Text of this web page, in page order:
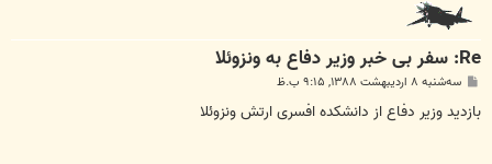
Re: سفر بی خبر وزیر دفاع به ونزوئلا
ت
سه‌شنبه ۸ اردیبهشت ۱۳۸۸, ۹:۱۵ ب.ظ
بازدید وزیر دفاع از دانشکده افسری ارتش ونزوئلا